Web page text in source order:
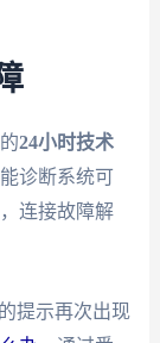
24小时技术
诊断系统可
连接故障解
提示再次出现